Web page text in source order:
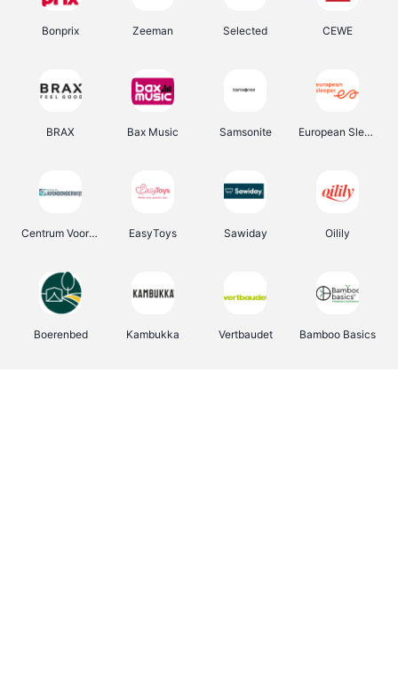
Bonprix Zeeman Selected CEWE
BRAX Bax Music Samsonite European Sleeper
Centrum Voor Avondonderwijs EasyToys Sawiday Oilily
Boerenbed Kambukka Vertbaudet Bamboo Basics